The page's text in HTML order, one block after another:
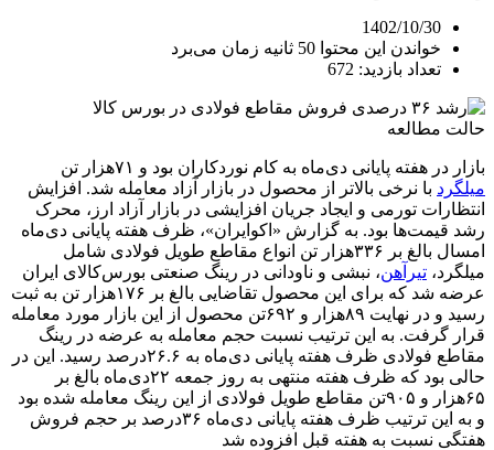
1402/10/30
خواندن این محتوا 50 ثانیه زمان می‌برد
تعداد بازدید: 672
حالت مطالعه
بازار در هفته پایانی دی‌ماه به کام نوردکاران بود و ۷۱‌هزار تن
میلگرد با نرخی بالاتر از محصول در بازار آزاد معامله شد. افزایش
انتظارات تورمی و ایجاد جریان افزایشی در بازار آزاد ارز، محرک
رشد قیمت‌ها بود. به گزارش «اکوایران»، ظرف هفته پایانی دی‌ماه
امسال بالغ بر ۳۳۶‌هزار تن انواع مقاطع طویل فولادی شامل
میلگرد، تیرآهن، نبشی و ناودانی در رینگ صنعتی بورس‌کالای ایران
عرضه شد که برای این محصول تقاضایی بالغ بر ۱۷۶‌هزار تن به ثبت
رسید و در نهایت ۸۹‌هزار و ۶۹۲تن محصول از این بازار مورد معامله
قرار گرفت. به این ترتیب نسبت حجم معامله به عرضه در رینگ
مقاطع فولادی ظرف هفته پایانی دی‌ماه به ۲۶.۶‌درصد رسید. این در
حالی بود که ظرف هفته منتهی به ‌روز جمعه ۲۲دی‌ماه بالغ بر
۶۵‌هزار و ۹۰۵تن مقاطع طویل فولادی از این رینگ معامله شده بود
و به این ترتیب ظرف هفته پایانی دی‌ماه ۳۶‌درصد بر حجم فروش
هفتگی نسبت به هفته قبل افزوده شد